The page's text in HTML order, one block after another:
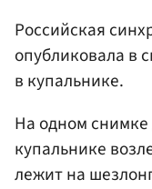
Российская
опубликовала в
в купальнике.
На одном
купальнике
лежит на